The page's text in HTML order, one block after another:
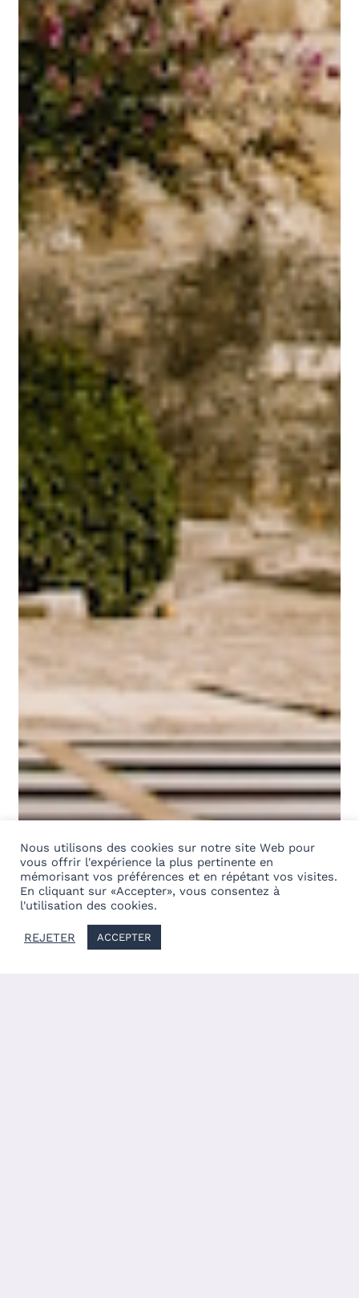
Nous utilisons des cookies sur notre site Web pour
vous offrir l'expérience la plus pertinente en
mémorisant vos préférences et en répétant vos visites.
En cliquant sur «Accepter», vous consentez à
l'utilisation des cookies.
REJETER ACCEPTER